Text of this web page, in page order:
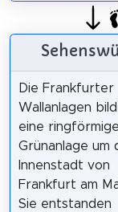
Die Frankfurter
Wallanlagen
eine ringförmige
Grünanlage um
Innenstadt von
Frankfurt am
Sie entstanden